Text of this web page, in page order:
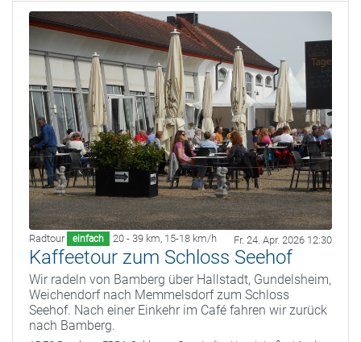
Radtour einfach 20 - 39 km, 15-18 km/h Fr. 24. Apr. 2026 12:30
Kaffeetour zum Schloss Seehof
Wir radeln von Bamberg über Hallstadt, Gundelsheim,
Weichendorf nach Memmelsdorf zum Schloss
Seehof. Nach einer Einkehr im Café fahren wir zurück
nach Bamberg.